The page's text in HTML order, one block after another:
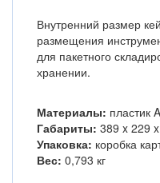
Внутренний размер
размещения
для пакетного
хранении.
Материалы: пластик
Габариты: 389 x 229
Упаковка: коробка
Вес: 0,793 кг